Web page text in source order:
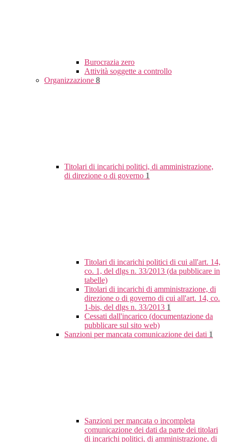
Burocrazia zero
Attività soggette a controllo
Organizzazione 8
Titolari di incarichi politici, di amministrazione,
di direzione o di governo 1
Titolari di incarichi politici di cui all'art. 14,
co. 1, del dlgs n. 33/2013 (da pubblicare in
tabelle)
Titolari di incarichi di amministrazione, di
direzione o di governo di cui all'art. 14, co.
1-bis, del dlgs n. 33/2013 1
Cessati dall'incarico (documentazione da
pubblicare sul sito web)
Sanzioni per mancata comunicazione dei dati 1
Sanzioni per mancata o incompleta
comunicazione dei dati da parte dei titolari
di incarichi politici, di amministrazione, di